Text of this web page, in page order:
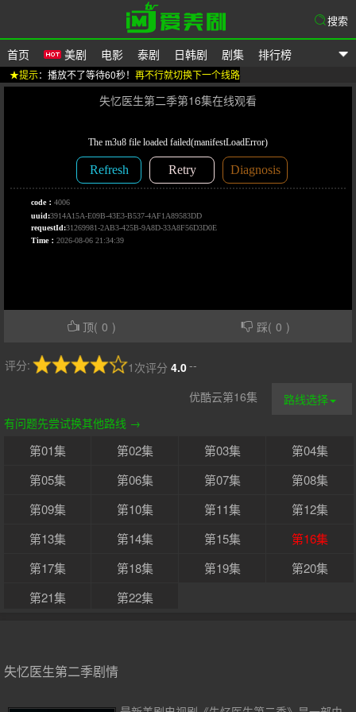
爱美剧
首页 美剧 电影 泰剧 日韩剧 剧集 排行榜
搜索
★提示：播放不了等待60秒！ 再不行就切换下一个线路
失忆医生第二季第16集在线观看
顶( 0 ) 踩( 0 )
评分: 4.0
1次评分 --
路线选择
优酷云第16集
有问题先尝试换其他路线 →
第01集 第02集 第03集
第04集
第05集
第06集 第07集
第08集
第09集
第10集 第11集
第12集
第13集
第14集 第15集
第16集
第17集
第18集 第19集
第20集
第21集
第22集
失忆医生第二季剧情